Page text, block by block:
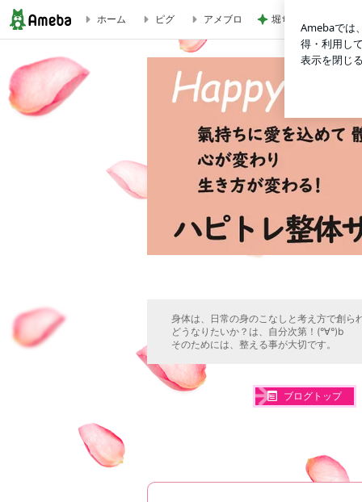
言葉からのインスピレーションをスケッチしています
ホーム ピグ アメブロ 堀ちえみ ローソン
身体は、日常の身のこなしと考え方で創ら
どうなりたいか？は、自分次第！(°∀°)b
そのためには、整える事が大切です。
ブログトップ